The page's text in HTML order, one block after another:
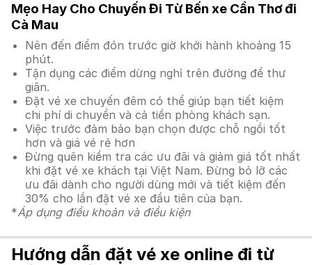
Mẹo Hay Cho Chuyến Đi Từ Bến xe Cần Thơ đi
Cà Mau
Nên đến điểm đón trước giờ khởi hành khoảng 15
phút.
Tận dụng các điểm dừng nghỉ trên đường để thư
giãn.
Đặt vé xe chuyến đêm có thể giúp bạn tiết kiệm
chi phí di chuyển và cả tiền phòng khách sạn.
Việc trước đảm bảo bạn chọn được chỗ ngồi tốt
hơn và giá vé rẻ hơn
Đừng quên kiểm tra các ưu đãi và giảm giá tốt nhất
khi đặt vé xe khách tại Việt Nam. Đừng bỏ lỡ các
ưu đãi dành cho người dùng mới và tiết kiệm đến
30% cho lần đặt vé xe đầu tiên của bạn.
*Áp dụng điều khoản và điều kiện
Hướng dẫn đặt vé xe online đi từ